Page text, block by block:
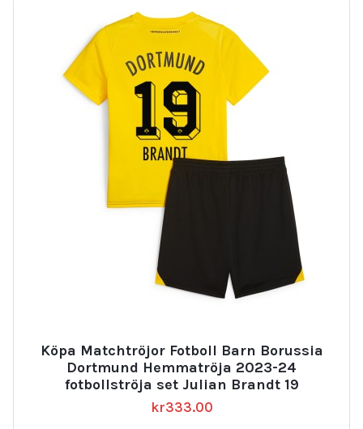
Köpa Matchtröjor Fotboll Barn Borussia
Dortmund Hemmatröja 2023-24
fotbollströja set Julian Brandt 19
kr333.00